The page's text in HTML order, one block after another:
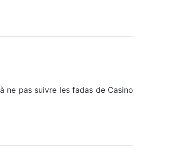
pas suivre les fadas de Casino